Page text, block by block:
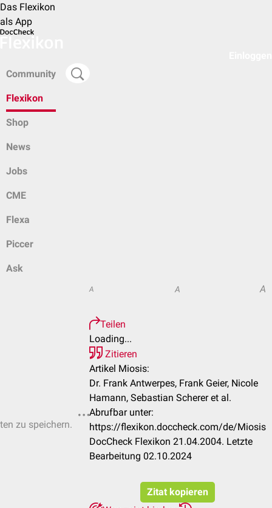
Das Flexikon
als App
Community
Flexikon
Shop
News
Jobs
CME
Flexa
Piccer
Ask
zu speichern.
A A A
Teilen
Loading...
Zitieren
Artikel Miosis:
Dr. Frank Antwerpes, Frank Geier, Nicole
Hamann, Sebastian Scherer et al.
Abrufbar unter:
https://flexikon.doccheck.com/de/Miosis
DocCheck Flexikon 21.04.2004. Letzte
Bearbeitung 02.10.2024
Zitat kopieren